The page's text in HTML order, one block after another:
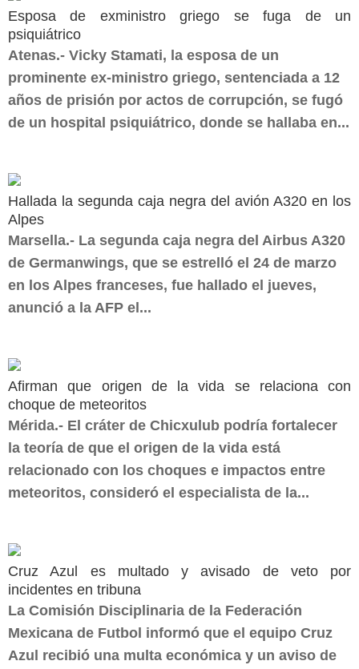
Esposa de exministro griego se fuga de un
psiquiátrico
Atenas.- Vicky Stamati, la esposa de un
prominente ex-ministro griego, sentenciada a 12
años de prisión por actos de corrupción, se fugó
de un hospital psiquiátrico, donde se hallaba en...
Hallada la segunda caja negra del avión A320 en los
Alpes
Marsella.- La segunda caja negra del Airbus A320
de Germanwings, que se estrelló el 24 de marzo
en los Alpes franceses, fue hallado el jueves,
anunció a la AFP el...
Afirman que origen de la vida se relaciona con
choque de meteoritos
Mérida.- El cráter de Chicxulub podría fortalecer
la teoría de que el origen de la vida está
relacionado con los choques e impactos entre
meteoritos, consideró el especialista de la...
Cruz Azul es multado y avisado de veto por
incidentes en tribuna
La Comisión Disciplinaria de la Federación
Mexicana de Futbol informó que el equipo Cruz
Azul recibió una multa económica y un aviso de